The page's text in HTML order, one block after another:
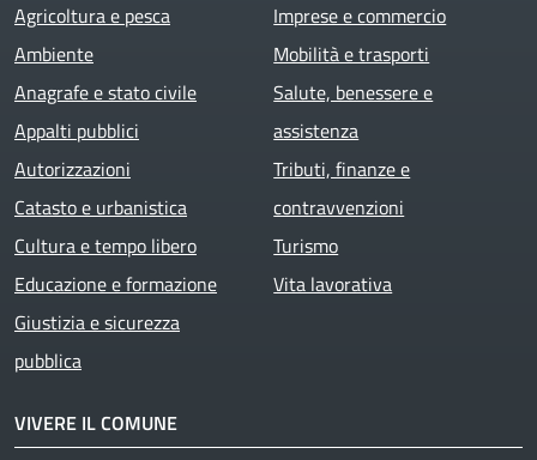
Agricoltura e pesca
Ambiente
Anagrafe e stato civile
Appalti pubblici
Autorizzazioni
Catasto e urbanistica
Cultura e tempo libero
Educazione e formazione
Giustizia e sicurezza
pubblica
Imprese e commercio
Mobilità e trasporti
Salute, benessere e
assistenza
Tributi, finanze e
contravvenzioni
Turismo
Vita lavorativa
VIVERE IL COMUNE